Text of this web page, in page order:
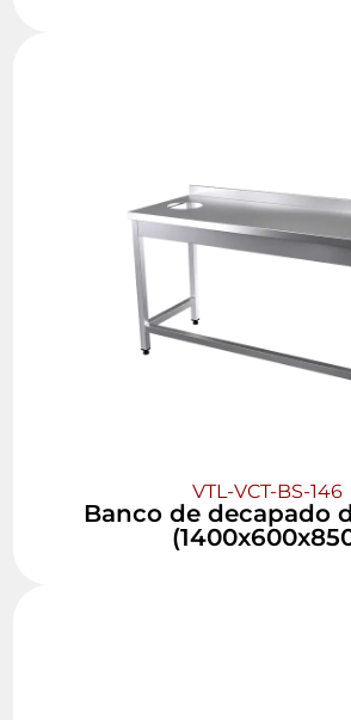
VTL-VCT-BS-146
Banco de decapado